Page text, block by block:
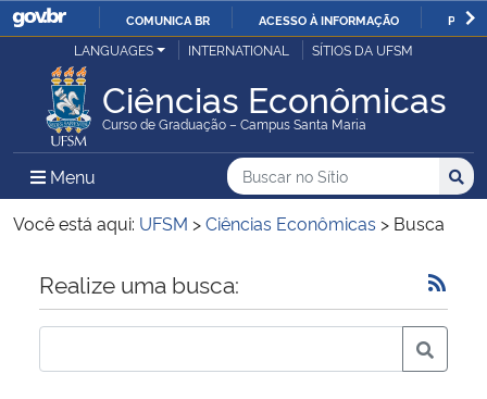
IR
O
COMUNICA BR ACESSO À INFORMAÇÃO
Ministério da Justiça e Segurança Pública
Ministério da Defesa
Ministério das Relações Exteriores
Ministério da Economia
Ministério da Infraestrutura
LANGUAGES INTERNATIONAL SÍTIOS DA UFSM
Ciências Econômicas
Curso de Graduação – Campus Santa Maria
Menu Menu Principal do Sítio
Busca
Buscar no no Sítio
Busca:
Você está aqui: UFSM >Ciências Econômicas > Busca
Início do conteúdo
Realize uma busca: